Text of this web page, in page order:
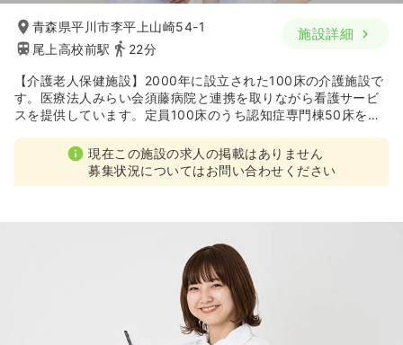
青森県平川市李平上山崎54-1
尾上高校前駅
22分
施設詳細
【介護老人保健施設】2000年に設立された100床の介護施設で
す。医療法人みらい会須藤病院と連携を取りながら看護サービ
スを提供しています。定員100床のうち認知症専門棟50床を配
現在この施設の求人の掲載はありません
募集状況についてはお問い合わせください